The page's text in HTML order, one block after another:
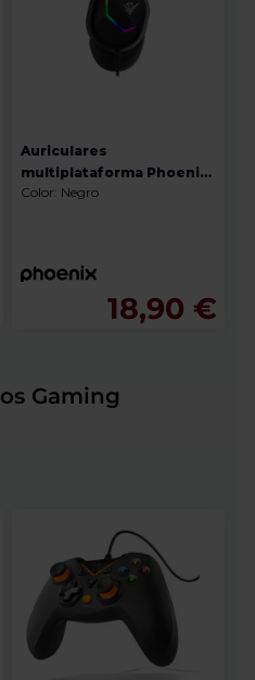
Auriculares
multiplataforma Phoenix
Technologies X-IO
Color: Negro
18,90 €
Gaming